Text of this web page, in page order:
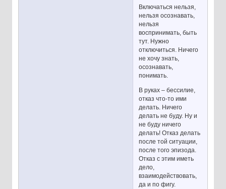
Включаться нельзя,
нельзя осознавать,
нельзя
воспринимать, быть
тут. Нужно
отключиться. Ничего
не хочу знать,
осознавать,
понимать.
В руках – бессилие,
отказ что-то ими
делать. Ничего
делать не буду. Ну и
не буду ничего
делать! Отказ делать
после той ситуации,
после того эпизода.
Отказ с этим иметь
дело,
взаимодействовать,
да и по фигу.